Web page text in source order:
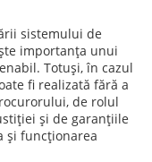
sistemului de
importanța unui
Totuși, în cazul
fi realizată fără a
de rolul
și de garanțiile
și funcționarea